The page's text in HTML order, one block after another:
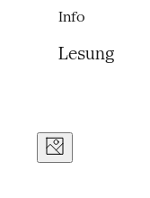
Info
Lesung